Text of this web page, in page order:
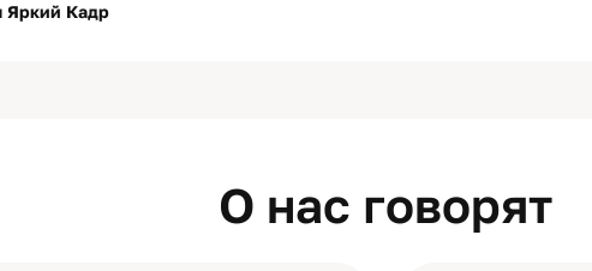
Яркий Кадр
О нас говорят